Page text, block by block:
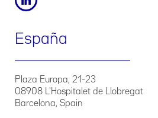
España
Plaza Europa, 21-23
08908 L'Hospitalet de Llobregat
Barcelona, Spain